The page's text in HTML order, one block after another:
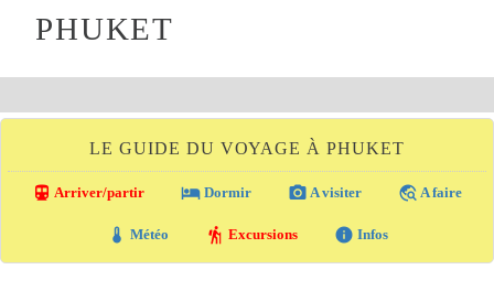
PHUKET
LE GUIDE DU VOYAGE À PHUKET
directions_transit Arriver/partir local_hotel Dormir photo_camera A visiter travel_explore A faire
thermostat Météo hiking Excursions info Infos